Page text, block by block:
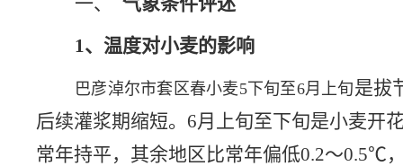
1、温度对小麦的影响
巴彦淖尔市套区春小麦5下旬至6月上旬是拔
后续灌浆期缩短。 6月上旬至下旬是小麦开
常年持平，其余地区 比常年偏低0.2～0.5℃